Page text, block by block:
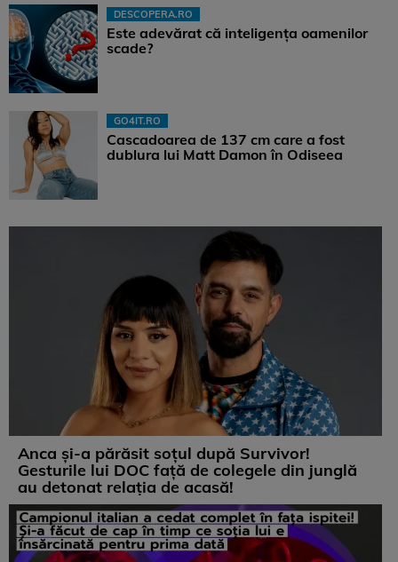
DESCOPERA.RO
Este adevărat că inteligența oamenilor
scade?
GO4IT.RO
Cascadoarea de 137 cm care a fost
dublura lui Matt Damon în Odiseea
Anca și-a părăsit soțul după Survivor!
Gesturile lui DOC față de colegele din junglă
au detonat relația de acasă!